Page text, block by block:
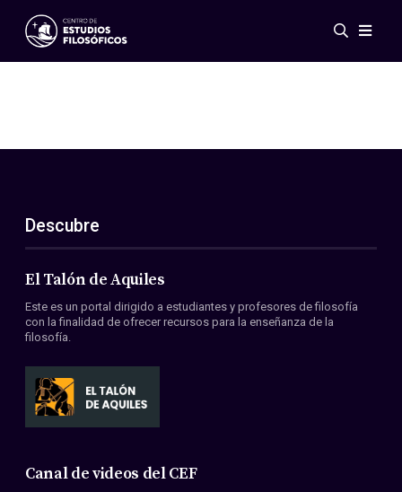
Eventos
ES
EN
Acerca de nosotros
Miembros
Convenios
Descubre
El Talón de Aquiles
Este es un portal dirigido a estudiantes y profesores de filosofía
con la finalidad de ofrecer recursos para la enseñanza de la
filosofía.
Canal de videos del CEF